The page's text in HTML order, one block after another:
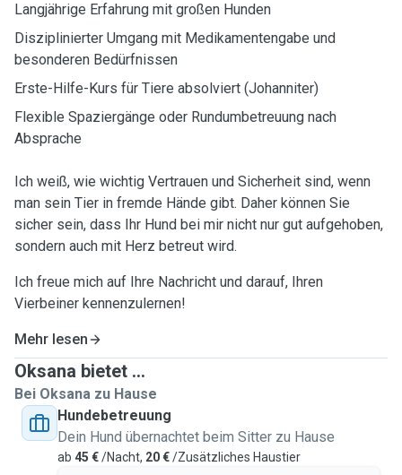
Langjährige Erfahrung mit großen Hunden
Disziplinierter Umgang mit Medikamentengabe und
besonderen Bedürfnissen
Erste-Hilfe-Kurs für Tiere absolviert (Johanniter)
Flexible Spaziergänge oder Rundumbetreuung nach
Absprache
Ich weiß, wie wichtig Vertrauen und Sicherheit sind, wenn
man sein Tier in fremde Hände gibt. Daher können Sie
sicher sein, dass Ihr Hund bei mir nicht nur gut aufgehoben,
sondern auch mit Herz betreut wird.
Ich freue mich auf Ihre Nachricht und darauf, Ihren
Vierbeiner kennenzulernen!
Mehr lesen
Oksana bietet ...
Bei Oksana zu Hause
Hundebetreuung
Dein Hund übernachtet beim Sitter zu Hause
ab 45 €/Nacht, 20 €/Zusätzliches Haustier